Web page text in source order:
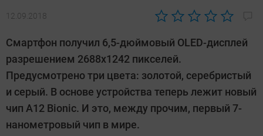
12.09.2018
Автор:
Кошик
Смартфон получил 6,5-дюймовый OLED-дисплей
разрешением 2688х1242 пикселей.
Предусмотрено три цвета: золотой, серебристый
и серый. В основе устройства теперь лежит новый
чип A12 Bionic. И это, между прочим, первый 7-
нанометровый чип в мире.